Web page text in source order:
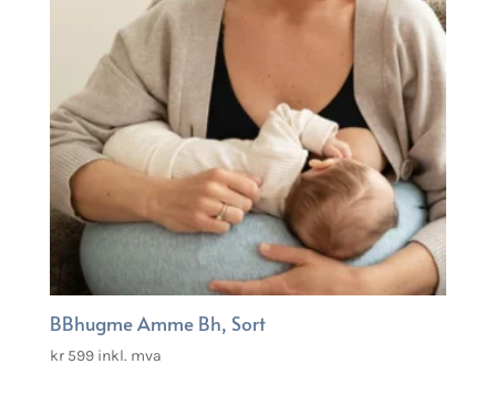
BBhugme Amme Bh, Sort
kr599 inkl. mva